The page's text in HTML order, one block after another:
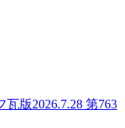
瓦版2026.7.28 第763